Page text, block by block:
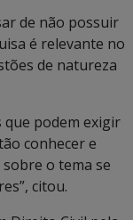
de não possuir
é relevante no
de natureza
que podem exigir
conhecer e
o tema se
citou.